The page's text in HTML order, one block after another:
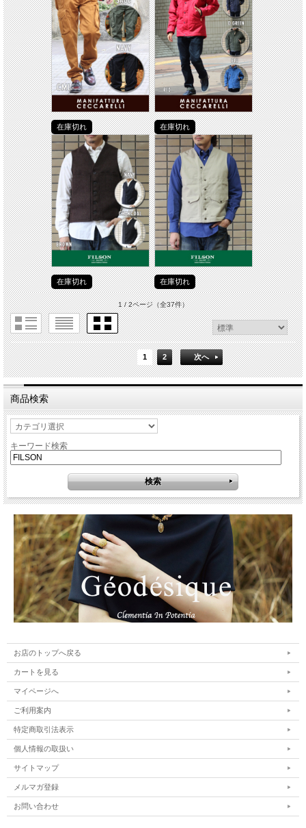
在庫切れ 在庫切れ
在庫切れ 在庫切れ
1 / 2ページ（全37件）
1 2 次へ
商品検索
キーワード検索
お店のトップへ戻る
カートを見る
マイページへ
ご利用案内
特定商取引法表示
個人情報の取扱い
サイトマップ
メルマガ登録
お問い合わせ